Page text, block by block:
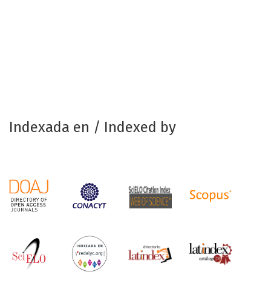
Indexada en / Indexed by